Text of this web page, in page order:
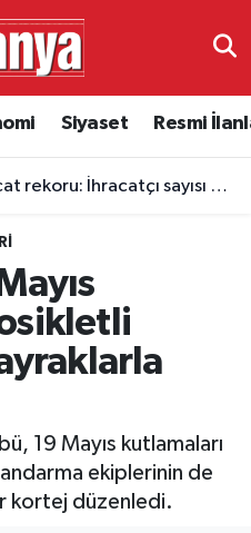
Siyaset Resmi
İhracatçı sayısı düşüyor
19 Mayıs kutlamaları
ekiplerinin de
kortej düzenledi.
ve Fikstür